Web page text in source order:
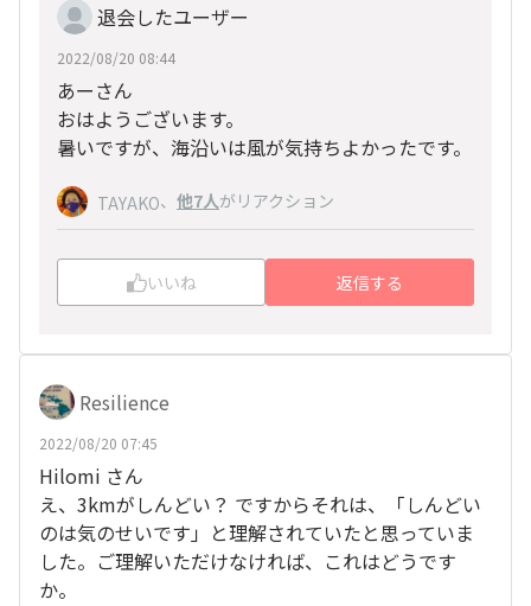
退会したユーザー
2022/08/20 08:44
あーさん
おはようございます。
暑いですが、海沿いは風が気持ちよかったです。
TAYAKO、 他7人がリアクション
いいね 返信する
Resilience
2022/08/20 07:45
Hilomi さん
え、3kmがしんどい？ ですからそれは、「しんどい
のは気のせいです」と理解されていたと思っていま
した。ご理解いただけなければ、これはどうです
か。